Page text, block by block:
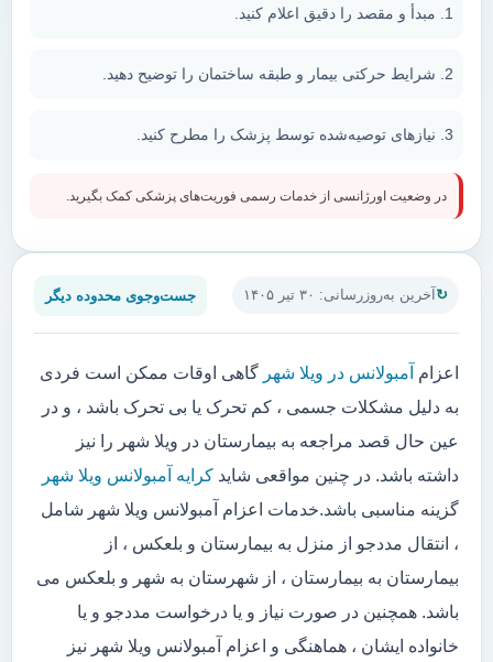
آخرین به‌روزرسانی: ۳۰ تیر ۱۴۰۵ جست‌وجوی محدوده دیگر
اعزام آمبولانس در ویلا شهر گاهی اوقات ممکن است فردی
به دلیل مشکلات جسمی ، کم تحرک یا بی تحرک باشد ، و در
عین حال قصد مراجعه به بیمارستان در ویلا شهر را نیز
داشته باشد. در چنین مواقعی شاید کرایه آمبولانس ویلا شهر
گزینه مناسبی باشد.خدمات اعزام آمبولانس ویلا شهر شامل
، انتقال مددجو از منزل به بیمارستان و بلعکس ، از
بیمارستان به بیمارستان ، از شهرستان به شهر و بلعکس می
باشد. همچنین در صورت نیاز و یا درخواست مددجو و یا
خانواده ایشان ، هماهنگی و اعزام آمبولانس ویلا شهر نیز
مبدأ و مقصد را دقیق اعلام کنید.
شرایط حرکتی بیمار و طبقه ساختمان را توضیح دهید.
نیازهای توصیه‌شده توسط پزشک را مطرح کنید.
در وضعیت اورژانسی از خدمات رسمی فوریت‌های پزشکی کمک بگیرید.